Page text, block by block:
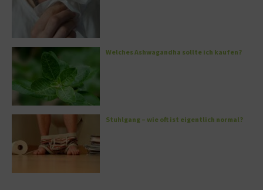
Welches Ashwagandha sollte ich kaufen?
Stuhlgang – wie oft ist eigentlich normal?